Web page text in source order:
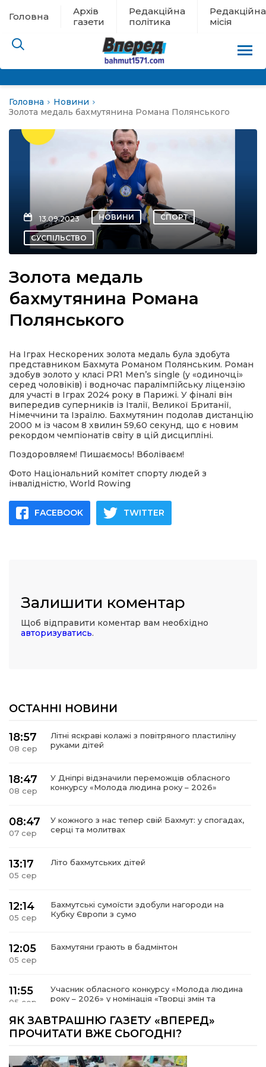
Головна
Архів
газети
Редакційна
політика
Редакційна
місія
евакуації
політика
місія
Головна
Новини
Золота медаль бахмутянина Романа Полянського
13.09.2023 НОВИНИ СПОРТ
СУСПІЛЬСТВО
Золота медаль
бахмутянина Романа
Полянського
На Іграх Нескорених золота медаль була здобута
представником Бахмута Романом Полянським. Роман
здобув золото у класі PR1 Men’s single (у «одиночці»
серед чоловіків) і водночас паралімпійську ліцензію
для участі в Іграх 2024 року в Парижі. У фіналі він
випередив суперників із Італії, Великої Британії,
Німеччини та Ізраїлю. Бахмутянин подолав дистанцію
2000 м із часом 8 хвилин 59,60 секунд, що є новим
рекордом чемпіонатів світу в цій дисципліні.
Поздоровляем! Пишаємось! Вболіваєм!
Фото Національний комітет спорту людей з
інвалідністю, World Rowing
FACEBOOK TWITTER
Залишити коментар
Щоб відправити коментар вам необхідно
авторизуватись.
ОСТАННІ НОВИНИ
18:57
08 сер
Літні яскраві колажі з повітряного пластиліну
руками дітей
18:47
08 сер
У Дніпрі відзначили переможців обласного
конкурсу «Молода людина року – 2026»
08:47
07 сер
У кожного з нас тепер свій Бахмут: у спогадах,
серці та молитвах
13:17
05 сер
Літо бахмутських дітей
12:14
05 сер
Бахмутські сумоїсти здобули нагороди на
Кубку Європи з сумо
12:05
05 сер
Бахмутяни грають в бадмінтон
11:55
05 сер
Учасник обласного конкурсу «Молода людина
року – 2026» у номінація «Творці змін та
15:18
Мобільні клініки надали медичну допомогу 4
ЯК ЗАВТРАШНЮ ГАЗЕТУ «ВПЕРЕД»
ПРОЧИТАТИ ВЖЕ СЬОГОДНІ?